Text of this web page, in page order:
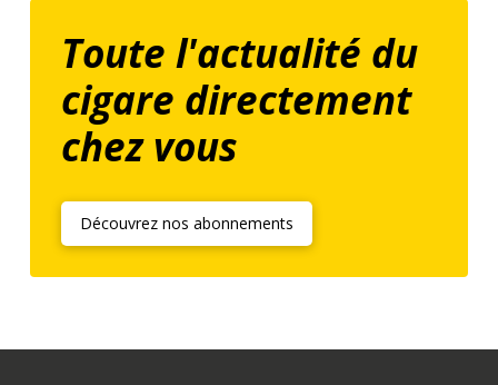
Toute l'actualité du
cigare directement
chez vous
Découvrez nos abonnements